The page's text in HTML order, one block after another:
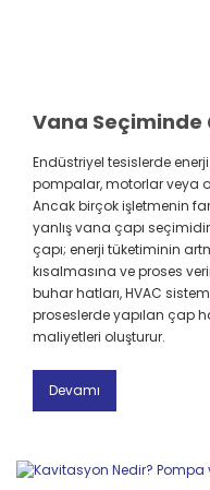
Endüstriyel tesislerde
pompalar, motorlar veya
Ancak birçok işletmenin
yanlış vana çapı
çapı; enerji tüketiminin
kısalmasına ve proses
buhar hatları, HVAC
proseslerde yapılan çap
maliyetleri oluşturur.
Devamı